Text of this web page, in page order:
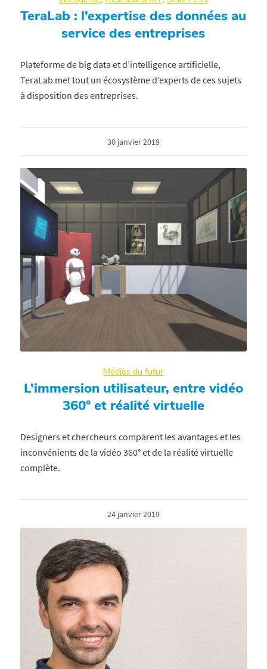
TeraLab : l’expertise des données au
service des entreprises
Plateforme de big data et d’intelligence artificielle,
TeraLab met tout un écosystème d’experts de ces sujets
à disposition des entreprises.
30 janvier 2019
Médias du futur
L’immersion utilisateur, entre vidéo
360° et réalité virtuelle
Designers et chercheurs comparent les avantages et les
inconvénients de la vidéo 360° et de la réalité virtuelle
complète.
24 janvier 2019